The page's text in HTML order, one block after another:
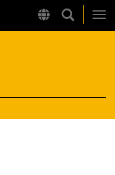
RegionKito
Pesquisa